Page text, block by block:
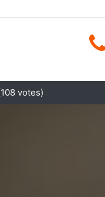
108 votes)